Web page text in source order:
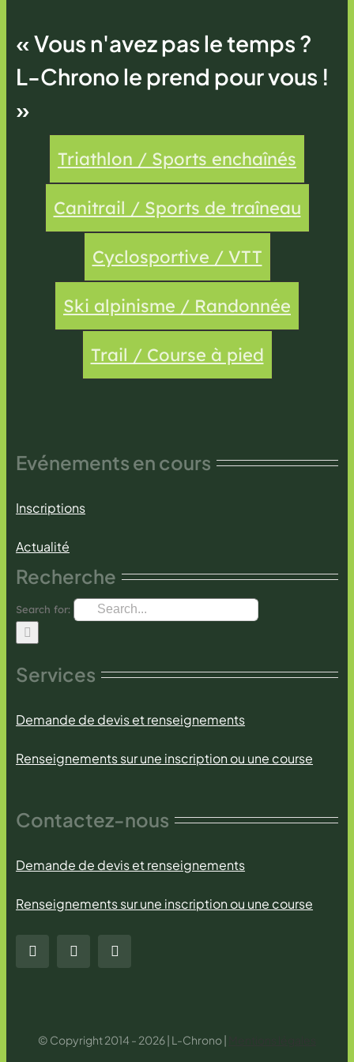
« Vous n'avez pas le temps ?
L-Chrono le prend pour vous !
»
Triathlon / Sports enchaînés
Canitrail / Sports de traîneau
Cyclosportive / VTT
Ski alpinisme / Randonnée
Trail / Course à pied
Evénements en cours
Inscriptions
Actualité
Recherche
Search for:
Services
Demande de devis et renseignements
Renseignements sur une inscription ou une course
Contactez-nous
Demande de devis et renseignements
Renseignements sur une inscription ou une course
© Copyright 2014 - 2026 | L-Chrono |